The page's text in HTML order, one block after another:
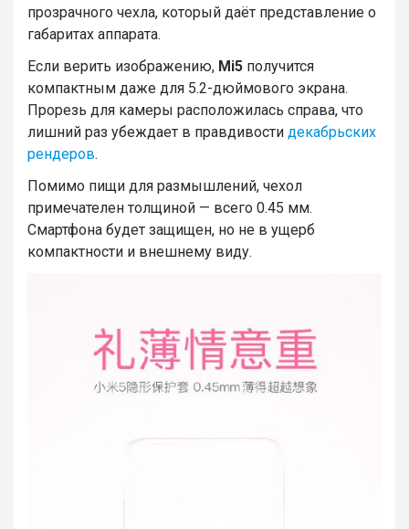
прозрачного чехла, который даёт представление о
габаритах аппарата.
Если верить изображению, Mi5 получится
компактным даже для 5.2-дюймового экрана.
Прорезь для камеры расположилась справа, что
лишний раз убеждает в правдивости декабрьских
рендеров.
Помимо пищи для размышлений, чехол
примечателен толщиной — всего 0.45 мм.
Смартфона будет защищен, но не в ущерб
компактности и внешнему виду.